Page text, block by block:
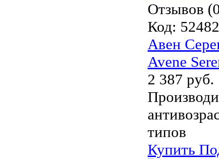
Отзывов
Код:
Авен
Avene
2 387 руб.
типов
Купить